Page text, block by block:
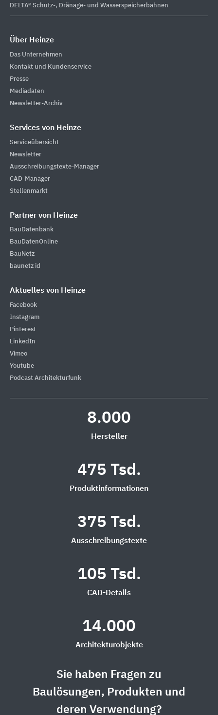
DELTA® Schutz-, Dränage- und Wasserspeicherbahnen
Über Heinze
Das Unternehmen
Kontakt und Kundenservice
Presse
Mediadaten
Newsletter-Archiv
Services von Heinze
Serviceübersicht
Newsletter
Ausschreibungstexte-Manager
CAD-Manager
Stellenmarkt
Partner von Heinze
BauDatenbank
BauDatenOnline
BauNetz
baunetz id
Aktuelles von Heinze
Facebook
Instagram
Pinterest
LinkedIn
Vimeo
Youtube
Podcast Architekturfunk
8.000
Hersteller
475 Tsd.
Produktinformationen
375 Tsd.
Ausschreibungstexte
105 Tsd.
CAD-Details
14.000
Architekturobjekte
Sie haben Fragen zu
Baulösungen, Produkten und
deren Verwendung?